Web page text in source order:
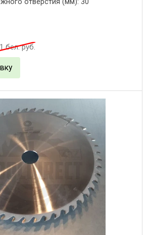
отверстия (мм): 30
бел. руб.